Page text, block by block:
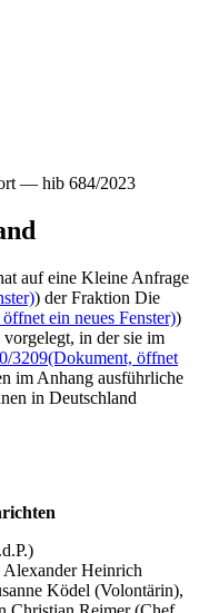
— hib 684/2023
auf eine Kleine Anfrage
) der Fraktion Die
ein neues Fenster))
in der sie im
3209(Dokument, öffnet
im Anhang ausführliche
in Deutschland
Heinrich
Ködel (Volontärin),